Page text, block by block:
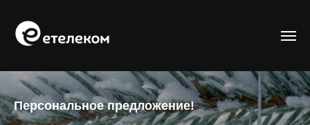
Персональное предложение!